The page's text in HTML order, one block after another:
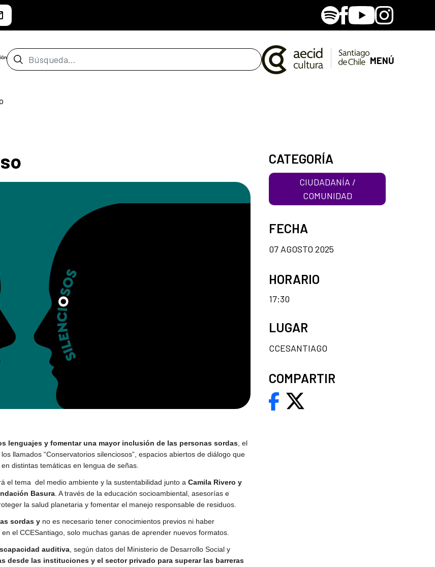
SpotifyFacebook
YoutubeInstagram
Barra de búsqueda MENÚ
lenguajes y fomentar una mayor inclusión de las personas sordas , el
llamados “Conservatorios silenciosos”, espacios abiertos de diálogo que
distintas temáticas en lengua de señas.
el tema del medio ambiente y la sustentabilidad junto a Camila Rivero y
Basura . A través de la educación socioambiental, asesorías e
la salud planetaria y fomentar el manejo responsable de residuos.
sordas y no es necesario tener conocimientos previos ni haber
el CCESantiago, solo muchas ganas de aprender nuevos formatos.
auditiva , según datos del Ministerio de Desarrollo Social y
desde las instituciones y el sector privado para superar las barreras
CATEGORÍA
CIUDADANÍA /
COMUNIDAD
FECHA
07 AGOSTO 2025
HORARIO
17:30
LUGAR
CCESANTIAGO
COMPARTIR